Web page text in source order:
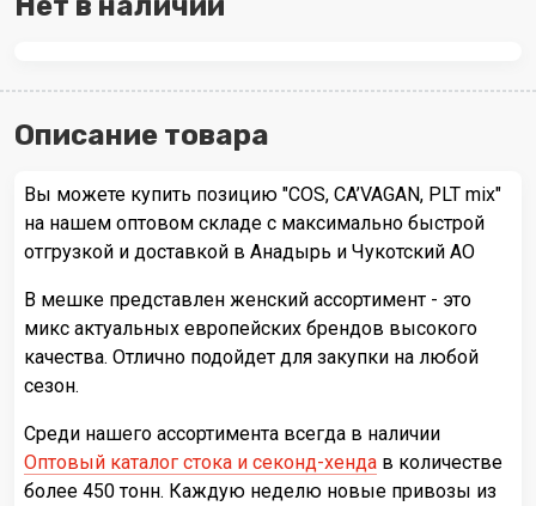
Описание товара
Вы можете купить позицию "COS, CA’VAGAN, PLT mix"
на нашем оптовом складе с максимально быстрой
отгрузкой и доставкой в Анадырь и Чукотский АО
В мешке представлен женский ассортимент - это
микс актуальных европейских брендов высокого
качества. Отлично подойдет для закупки на любой
сезон.
Среди нашего ассортимента всегда в наличии
Оптовый каталог стока и секонд-хенда в количестве
более 450 тонн. Каждую неделю новые привозы из